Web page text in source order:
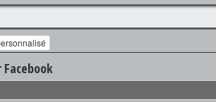
Facebook